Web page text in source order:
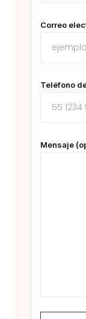
Correo
Teléfono
Mensaje